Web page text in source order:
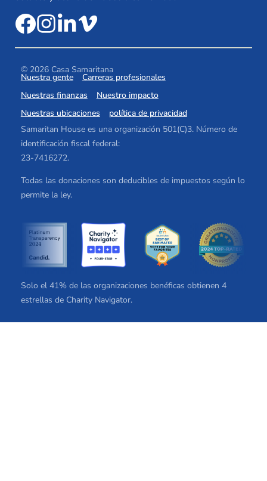
© 2026 Casa Samaritana
Nuestra gente
Carreras profesionales
Nuestras finanzas
Nuestro impacto
Nuestras ubicaciones
política de privacidad
Samaritan House es una organización 501(C)3. Número de
identificación fiscal federal:
23-7416272.
Todas las donaciones son deducibles de impuestos según lo
permite la ley.
Solo el 41% de las organizaciones benéficas obtienen 4
estrellas de Charity Navigator.